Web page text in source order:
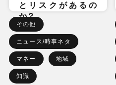
とリスクがあるの
か？
その他
ニュース/時事ネタ
マネー 地域
知識